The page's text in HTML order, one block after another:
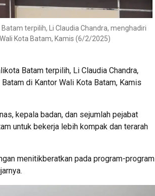
terpilih, Li Claudia Chandra, menghadiri
Kota Batam, Kamis (6/2/2025)
Batam terpilih, Li Claudia Chandra,
di Kantor Wali Kota Batam, Kamis
kepala badan, dan sejumlah pejabat
untuk bekerja lebih kompak dan terarah
menitikberatkan pada program-program